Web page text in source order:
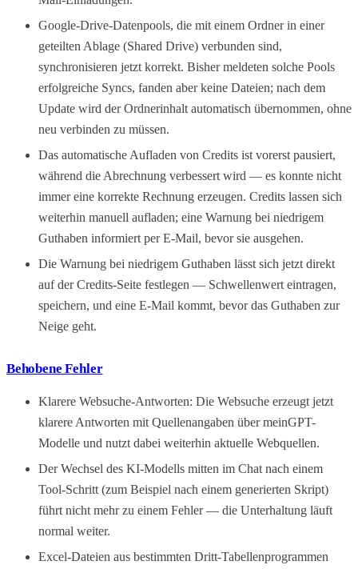
Google-Drive-Datenpools, die mit einem Ordner in einer
geteilten Ablage (Shared Drive) verbunden sind,
synchronisieren jetzt korrekt. Bisher meldeten solche Pools
erfolgreiche Syncs, fanden aber keine Dateien; nach dem
Update wird der Ordnerinhalt automatisch übernommen, ohne
neu verbinden zu müssen.
Das automatische Aufladen von Credits ist vorerst pausiert,
während die Abrechnung verbessert wird — es konnte nicht
immer eine korrekte Rechnung erzeugen. Credits lassen sich
weiterhin manuell aufladen; eine Warnung bei niedrigem
Guthaben informiert per E-Mail, bevor sie ausgehen.
Die Warnung bei niedrigem Guthaben lässt sich jetzt direkt
auf der Credits-Seite festlegen — Schwellenwert eintragen,
speichern, und eine E-Mail kommt, bevor das Guthaben zur
Neige geht.
Behobene Fehler
Klarere Websuche-Antworten: Die Websuche erzeugt jetzt
klarere Antworten mit Quellenangaben über meinGPT-
Modelle und nutzt dabei weiterhin aktuelle Webquellen.
Der Wechsel des KI-Modells mitten im Chat nach einem
Tool-Schritt (zum Beispiel nach einem generierten Skript)
führt nicht mehr zu einem Fehler — die Unterhaltung läuft
normal weiter.
Excel-Dateien aus bestimmten Dritt-Tabellenprogrammen